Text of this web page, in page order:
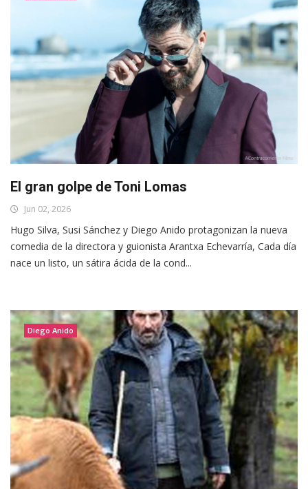
El gran golpe de Toni Lomas
Jun 02, 2026
Hugo Silva, Susi Sánchez y Diego Anido protagonizan la nueva
comedia de la directora y guionista Arantxa Echevarría, Cada día
nace un listo, un sátira ácida de la cond...
Diego Anido